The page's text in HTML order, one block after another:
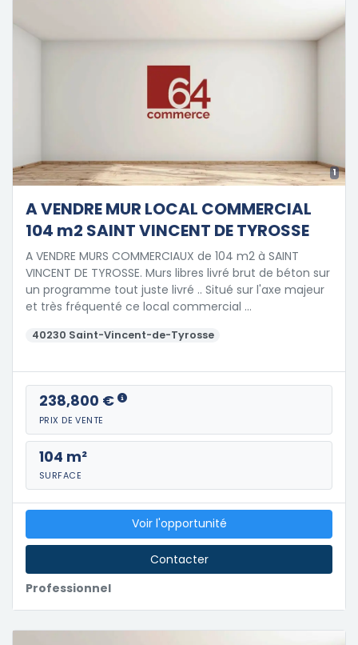
1
A VENDRE MUR LOCAL COMMERCIAL
104 m2 SAINT VINCENT DE TYROSSE
A VENDRE MURS COMMERCIAUX de 104 m2 à SAINT
VINCENT DE TYROSSE. Murs libres livré brut de béton sur
un programme tout juste livré .. Situé sur l'axe majeur
et très fréquenté ce local commercial …
40230 Saint-Vincent-de-Tyrosse
238,800 €
PRIX DE VENTE
104 m²
SURFACE
Professionnel
Voir l'opportunité
Contacter